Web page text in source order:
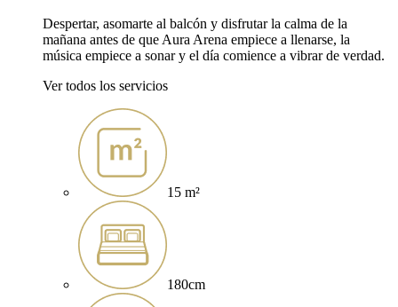
Despertar, asomarte al balcón y disfrutar la calma de la
mañana antes de que Aura Arena empiece a llenarse, la
música empiece a sonar y el día comience a vibrar de verdad.
Ver todos los servicios
15 m²
180cm